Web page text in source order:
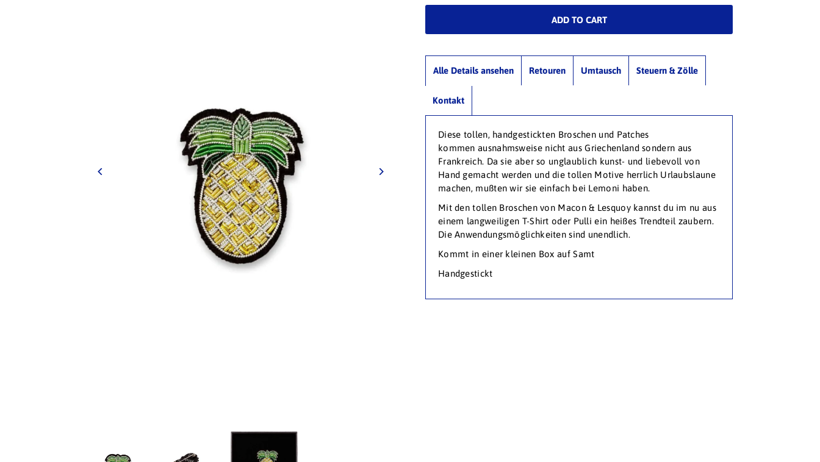
Alle Details ansehen Retouren Umtausch Steuern & Zölle
Kontakt
Diese tollen, handgestickten Broschen und Patches
kommen ausnahmsweise nicht aus Griechenland sondern aus
Frankreich. Da sie aber so unglaublich kunst- und liebevoll von
Hand gemacht werden und die tollen Motive herrlich Urlaubslaune
machen, mußten wir sie einfach bei Lemoni haben.
Mit den tollen Broschen von Macon & Lesquoy kannst du im nu aus
einem langweiligen T-Shirt oder Pulli ein heißes Trendteil zaubern.
Die Anwendungsmöglichkeiten sind unendlich.
Kommt in einer kleinen Box auf Samt
Handgestickt